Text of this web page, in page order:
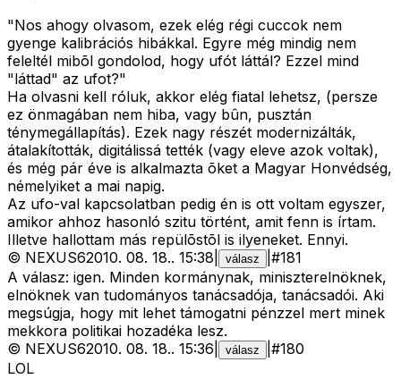
"Nos ahogy olvasom, ezek elég régi cuccok nem
gyenge kalibrációs hibákkal. Egyre még mindig nem
feleltél mibõl gondolod, hogy ufót láttál? Ezzel mind
"láttad" az ufot?"
Ha olvasni kell róluk, akkor elég fiatal lehetsz, (persze
ez önmagában nem hiba, vagy bûn, pusztán
ténymegállapítás). Ezek nagy részét modernizálták,
átalakították, digitálissá tették (vagy eleve azok voltak),
és még pár éve is alkalmazta õket a Magyar Honvédség,
némelyiket a mai napig.
Az ufo-val kapcsolatban pedig én is ott voltam egyszer,
amikor ahhoz hasonló szitu történt, amit fenn is írtam.
Illetve hallottam más repülõstõl is ilyeneket. Ennyi.
© NEXUS62010. 08. 18.. 15:38 válasz #181
A válasz: igen. Minden kormánynak, miniszterelnöknek,
elnöknek van tudományos tanácsadója, tanácsadói. Aki
megsúgja, hogy mit lehet támogatni pénzzel mert minek
mekkora politikai hozadéka lesz.
© NEXUS62010. 08. 18.. 15:36 válasz #180
LOL